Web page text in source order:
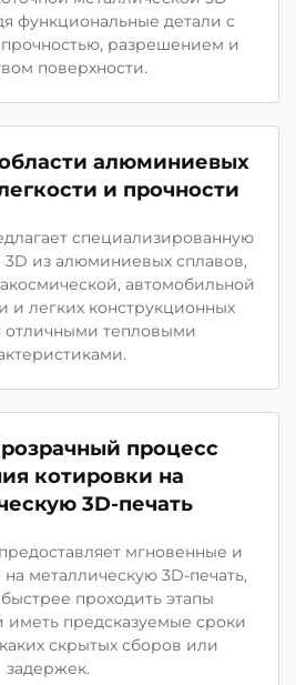
функциональные детали с
разрешением и
поверхности.
алюминиевых
и прочности
специализированную
3D из алюминиевых сплавов,
автомобильной
легких конструкционных
отличными тепловыми
процесс
котировки на
3D-печать
мгновенные и
металлическую 3D-печать,
проходить этапы
иметь предсказуемые сроки
скрытых сборов или
задержек.